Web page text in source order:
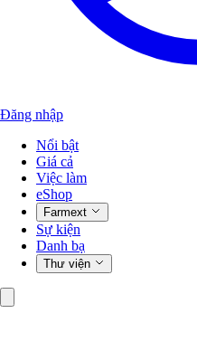
Đăng nhập
Nổi bật
Giá cả
Việc làm
eShop
Farmext
Sự kiện
Danh bạ
Thư viện